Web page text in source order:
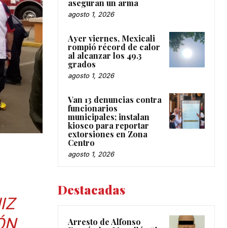
aseguran un arma
agosto 1, 2026
Ayer viernes, Mexicali
rompió récord de calor
al alcanzar los 49.3
grados
agosto 1, 2026
Van 13 denuncias contra
funcionarios
municipales; instalan
kiosco para reportar
extorsiones en Zona
Centro
agosto 1, 2026
Destacadas
Arresto de Alfonso